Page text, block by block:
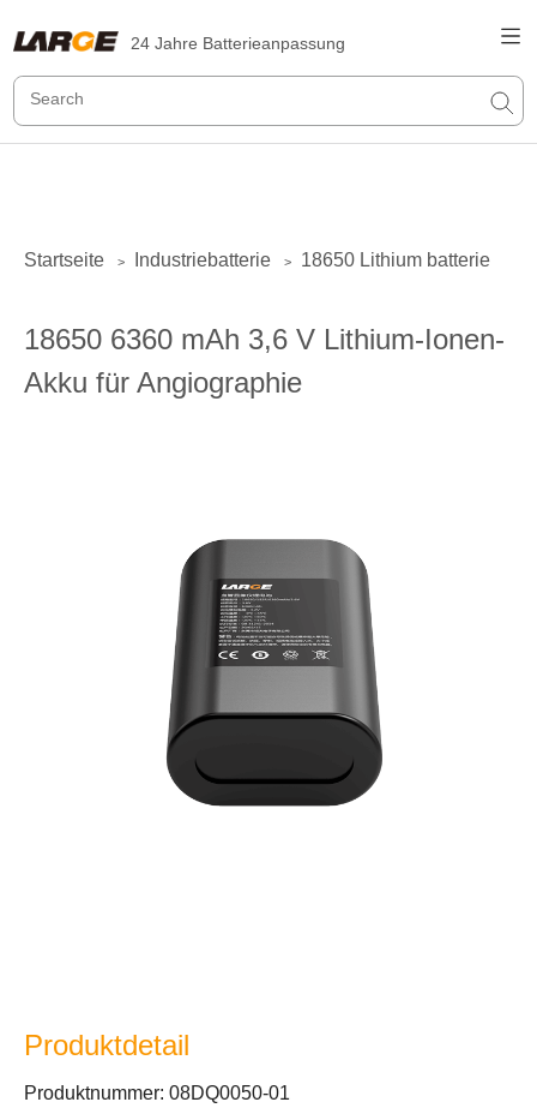
24 Jahre Batterieanpassung
Startseite > Industriebatterie > 18650 Lithium batterie
18650 6360 mAh 3,6 V Lithium-Ionen-
Akku für Angiographie
Produktdetail
Produktnummer: 08DQ0050-01